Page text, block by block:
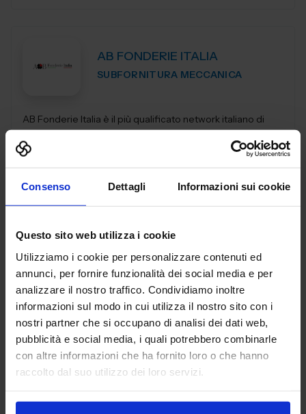
Consenso Dettagli Informazioni sui cookie
Questo sito web utilizza i cookie
Utilizziamo i cookie per personalizzare contenuti ed
annunci, per fornire funzionalità dei social media e per
analizzare il nostro traffico. Condividiamo inoltre
informazioni sul modo in cui utilizza il nostro sito con i
nostri partner che si occupano di analisi dei dati web,
pubblicità e social media, i quali potrebbero combinarle
con altre informazioni che ha fornito loro o che hanno
raccolto dal suo utilizzo dei loro servizi.
AB FONDERIE ITALIA
SUBFORNITURA MECCANICA
AB Fonderie Italia è il più qualificato network italiano di
fonderie. Utilizziamo tutte le tecnologie fusorie, dalla
fonderia in conchiglia alla pressofusione, dalla fonderia in
Vai alla scheda
ACCIAI SPECIALI ZORZETTO
S.R.L.
SUBFORNITURA MECCANICA
Padiglione: Pad. 25Stand: